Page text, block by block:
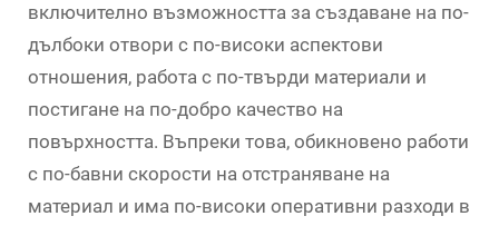
включително възможността за създаване на по-
дълбоки отвори с по-високи аспектови
отношения, работа с по-твърди материали и
постигане на по-добро качество на
повърхността. Въпреки това, обикновено работи
с по-бавни скорости на отстраняване на
материал и има по-високи оперативни разходи в